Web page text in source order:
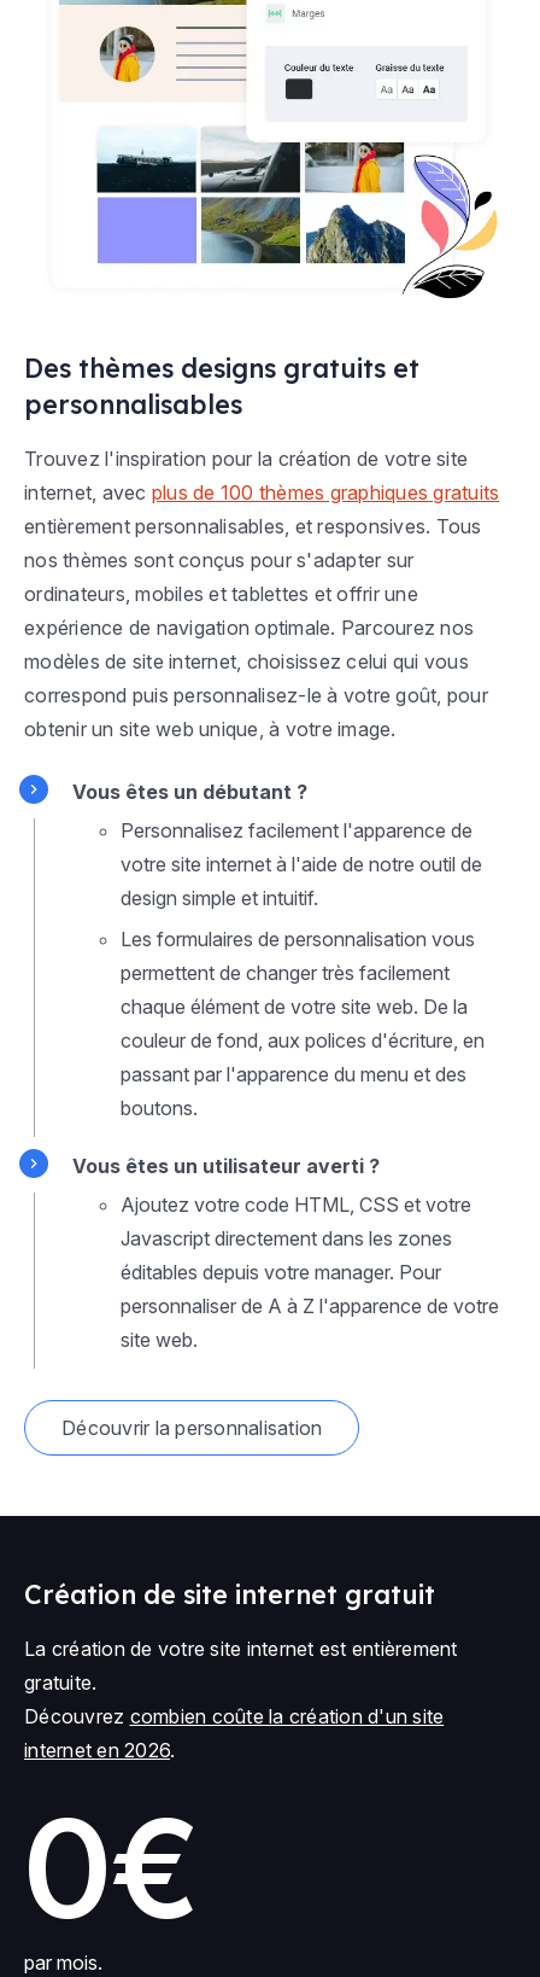
Des thèmes designs gratuits et
personnalisables
Trouvez l'inspiration pour la création de votre site
internet, avec plus de 100 thèmes graphiques gratuits
entièrement personnalisables, et responsives. Tous
nos thèmes sont conçus pour s'adapter sur
ordinateurs, mobiles et tablettes et offrir une
expérience de navigation optimale. Parcourez nos
modèles de site internet, choisissez celui qui vous
correspond puis personnalisez-le à votre goût, pour
obtenir un site web unique, à votre image.
Vous êtes un débutant ?
Personnalisez facilement l'apparence de
votre site internet à l'aide de notre outil de
design simple et intuitif.
Les formulaires de personnalisation vous
permettent de changer très facilement
chaque élément de votre site web. De la
couleur de fond, aux polices d'écriture, en
passant par l'apparence du menu et des
boutons.
Vous êtes un utilisateur averti ?
Ajoutez votre code HTML, CSS et votre
Javascript directement dans les zones
éditables depuis votre manager. Pour
personnaliser de A à Z l'apparence de votre
site web.
Découvrir la personnalisation
Création de site internet gratuit
La création de votre site internet est entièrement
gratuite.
Découvrez combien coûte la création d'un site
internet en 2026.
0€
par mois.